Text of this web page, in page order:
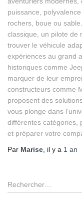
puissance,
rochers, boue ou
classique, un pilote de
trouver le véhicule
expériences au grand
historiques comme
marquer de leur
constructeurs comme
proposent des
vous plonge dans
différentes catégories,
et préparer votre
Par Marise , il y a 1 an
R
e